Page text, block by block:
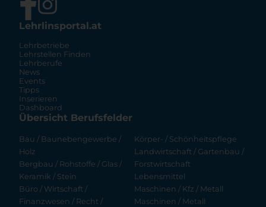
Lehrlinsportal.at
Lehrbetriebe
Lehrstellen Finden
Lehrberufe
News
Events
Tipps
Inserieren
Dashboard
Übersicht Berufsfelder
Bau / Baunebengewerbe /
Holz
Bergbau / Rohstoffe / Glas /
Keramik / Stein
Büro / Wirtschaft /
Finanzwesen / Recht /
Körper- / Schönheitspflege
Landwirtschaft / Gartenbau /
Forstwirtschaft
Lebensmittel
Maschinen / Kfz / Metall
Maschinen / Metall